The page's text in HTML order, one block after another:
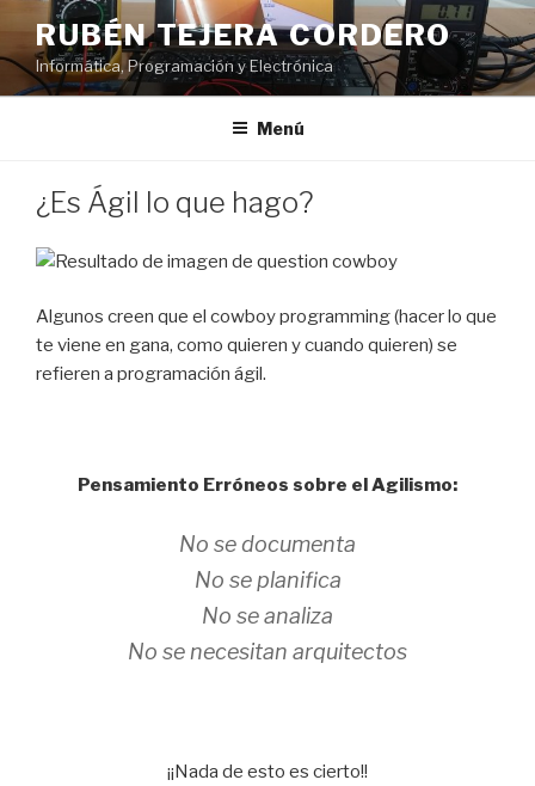
contenido
RUBÉN TEJERA CORDERO
Informática, Programación y Electrónica
Menú
PUBLICADO
EL
¿Es Ágil lo que hago?
Algunos creen que el cowboy programming (hacer lo que
te viene en gana, como quieren y cuando quieren) se
refieren a programación ágil.
Pensamiento Erróneos sobre el Agilismo:
No se documenta
No se planifica
No se analiza
No se necesitan arquitectos
¡¡Nada de esto es cierto!!